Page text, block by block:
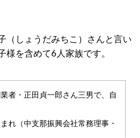
（しょうだみちこ）さんと言い
様を含めて6人家族です。
者・正田貞一郎さん三男で、自
れ（中支那振興会社常務理事・